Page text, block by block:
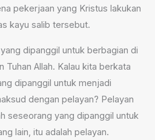
pekerjaan yang Kristus lakukan
kayu salib tersebut.
dipanggil untuk berbagian di
Tuhan Allah. Kalau kita berkata
dipanggil untuk menjadi
dengan pelayan? Pelayan
seseorang yang dipanggil untuk
lain, itu adalah pelayan.